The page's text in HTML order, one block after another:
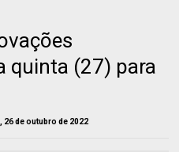
quinta (27) para
26 de outubro de 2022